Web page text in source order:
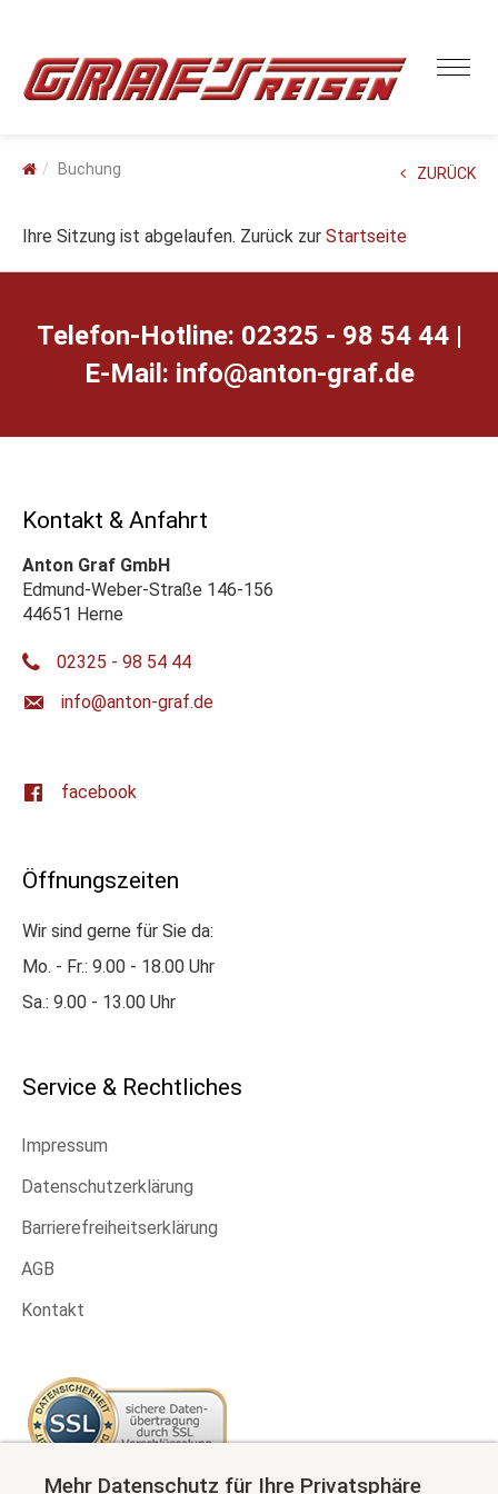
Buchung ZURÜCK
Ihre Sitzung ist abgelaufen. Zurück zur Startseite
Telefon-Hotline: 02325 - 98 54 44 |
E-Mail: ed.farg-notna@ofni
Kontakt & Anfahrt
Anton Graf GmbH
Edmund-Weber-Straße 146-156
44651 Herne
02325 - 98 54 44
ed.farg-notna@ofni
facebook
Öffnungszeiten
Wir sind gerne für Sie da:
Mo. - Fr.: 9.00 - 18.00 Uhr
Sa.: 9.00 - 13.00 Uhr
Service & Rechtliches
Impressum
Datenschutzerklärung
Barrierefreiheitserklärung
AGB
Kontakt
Mehr Datenschutz für Ihre Privatsphäre